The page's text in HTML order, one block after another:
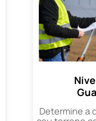
Determine a